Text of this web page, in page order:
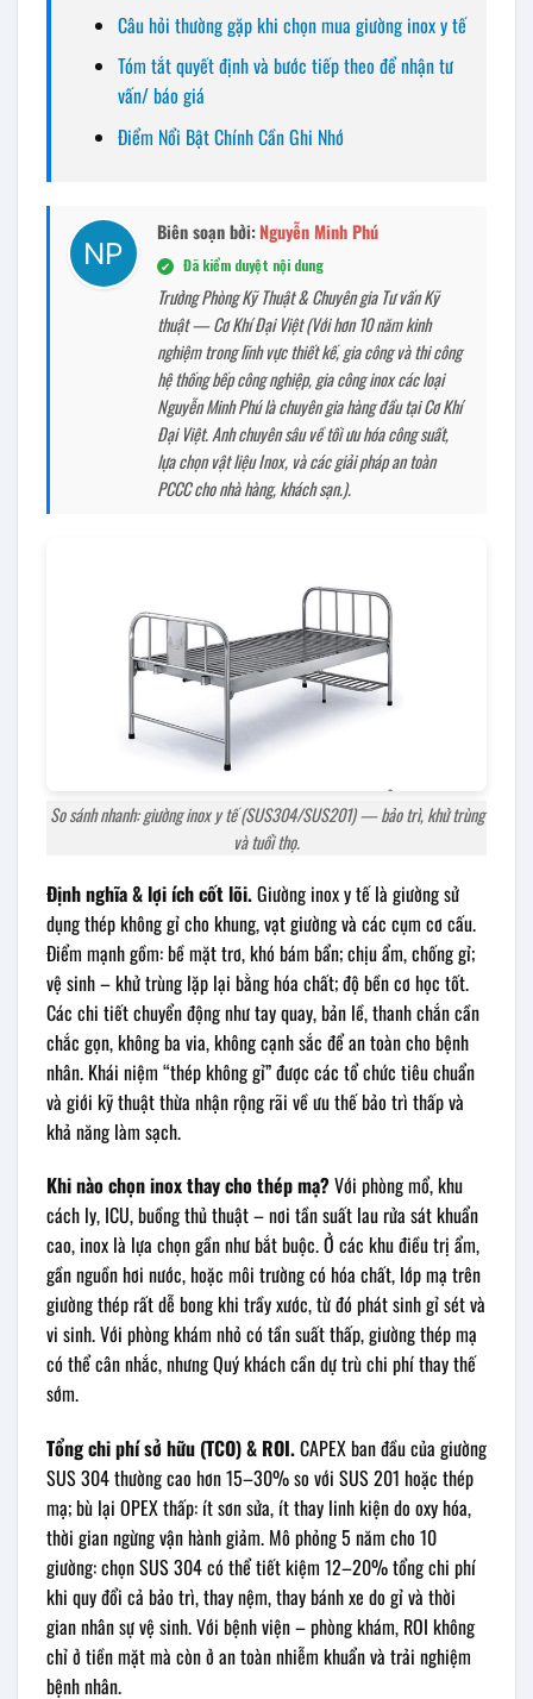
Câu hỏi thường gặp khi chọn mua giường inox y tế
Tóm tắt quyết định và bước tiếp theo để nhận tư
vấn/ báo giá
Điểm Nổi Bật Chính Cần Ghi Nhớ
Biên soạn bởi:Nguyễn Minh Phú
✔ Đã kiểm duyệt nội dung
Trưởng Phòng Kỹ Thuật & Chuyên gia Tư vấn Kỹ
thuật — Cơ Khí Đại Việt (Với hơn 10 năm kinh
nghiệm trong lĩnh vực thiết kế, gia công và thi công
hệ thống bếp công nghiệp, gia công inox các loại
Nguyễn Minh Phú là chuyên gia hàng đầu tại Cơ Khí
Đại Việt. Anh chuyên sâu về tối ưu hóa công suất,
lựa chọn vật liệu Inox, và các giải pháp an toàn
PCCC cho nhà hàng, khách sạn.).
So sánh nhanh: giường inox y tế (SUS304/SUS201) — bảo trì, khử trùng
và tuổi thọ.
Định nghĩa & lợi ích cốt lõi.Giường inox y tế là giường sử
dụng thép không gỉ cho khung, vạt giường và các cụm cơ cấu.
Điểm mạnh gồm: bề mặt trơ, khó bám bẩn; chịu ẩm, chống gỉ;
vệ sinh – khử trùng lặp lại bằng hóa chất; độ bền cơ học tốt.
Các chi tiết chuyển động như tay quay, bản lề, thanh chắn cần
chắc gọn, không ba via, không cạnh sắc để an toàn cho bệnh
nhân. Khái niệm “thép không gỉ” được các tổ chức tiêu chuẩn
và giới kỹ thuật thừa nhận rộng rãi về ưu thế bảo trì thấp và
khả năng làm sạch.
Khi nào chọn inox thay cho thép mạ?Với phòng mổ, khu
cách ly, ICU, buồng thủ thuật – nơi tần suất lau rửa sát khuẩn
cao, inox là lựa chọn gần như bắt buộc. Ở các khu điều trị ẩm,
gần nguồn hơi nước, hoặc môi trường có hóa chất, lớp mạ trên
giường thép rất dễ bong khi trầy xước, từ đó phát sinh gỉ sét và
vi sinh. Với phòng khám nhỏ có tần suất thấp, giường thép mạ
có thể cân nhắc, nhưng Quý khách cần dự trù chi phí thay thế
sớm.
Tổng chi phí sở hữu (TCO) & ROI.CAPEX ban đầu của giường
SUS 304 thường cao hơn 15–30% so với SUS 201 hoặc thép
mạ; bù lại OPEX thấp: ít sơn sửa, ít thay linh kiện do oxy hóa,
thời gian ngừng vận hành giảm. Mô phỏng 5 năm cho 10
giường: chọn SUS 304 có thể tiết kiệm 12–20% tổng chi phí
khi quy đổi cả bảo trì, thay nệm, thay bánh xe do gỉ và thời
gian nhân sự vệ sinh. Với bệnh viện – phòng khám, ROI không
chỉ ở tiền mặt mà còn ở an toàn nhiễm khuẩn và trải nghiệm
bệnh nhân.